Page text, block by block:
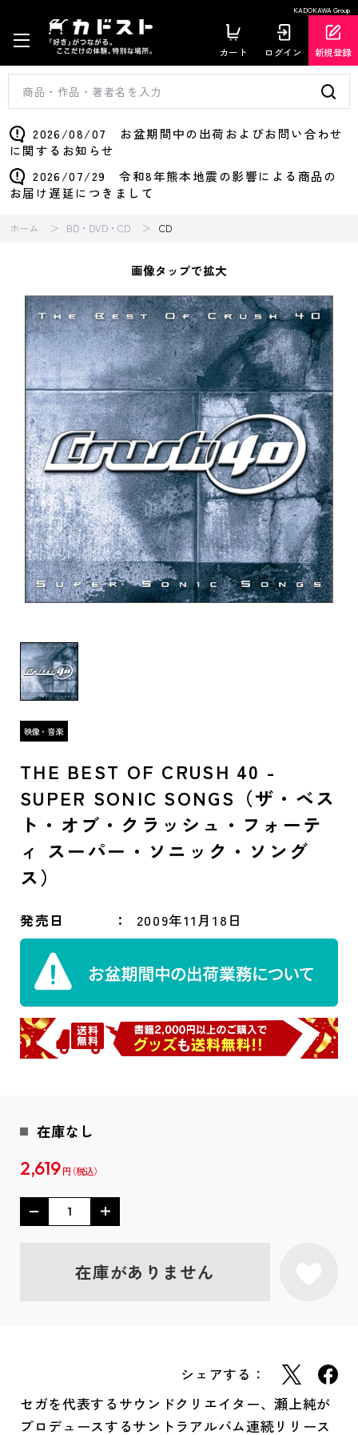
KADOKAWA Group
カート ログイン 新規登録
2026/08/07 お盆期間中の出荷およびお問い合わせ
に関するお知らせ
2026/07/29 令和8年熊本地震の影響による商品の
お届け遅延につきまして
ホーム BD・DVD・CD CD
画像タップで拡大
THE BEST OF CRUSH 40 -
SUPER SONIC SONGS（ザ・ベス
ト・オブ・クラッシュ・フォーテ
ィ スーパー・ソニック・ソング
ス）
発売日 2009年11月18日
在庫なし
2,619 円
在庫がありません
シェアする：
セガを代表するサウンドクリエイター、瀬上純が
プロデュースするサントラアルバム連続リリース